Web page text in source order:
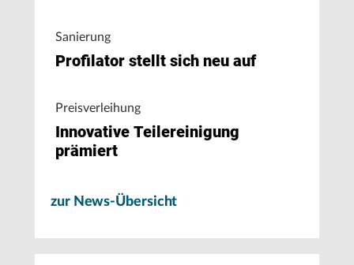
Sanierung
Profilator stellt sich neu auf
Preisverleihung
Innovative Teilereinigung
prämiert
zur News-Übersicht